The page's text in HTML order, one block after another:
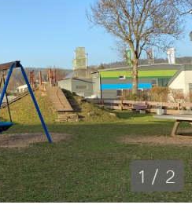
1 / 2